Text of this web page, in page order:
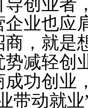
创业者
业也应
，就是
减轻创
功创业
带动就